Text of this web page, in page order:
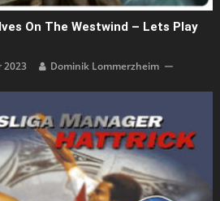
On The Westwind – Lets Play
2023 Dominik Lommerzheim